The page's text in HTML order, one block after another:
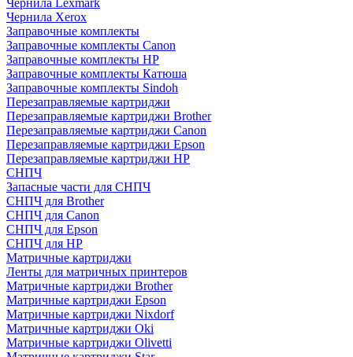
Чернила Lexmark
Чернила Xerox
Заправочные комплекты
Заправочные комплекты Canon
Заправочные комплекты HP
Заправочные комплекты Катюша
Заправочные комплекты Sindoh
Перезаправляемые картриджи
Перезаправляемые картриджи Brother
Перезаправляемые картриджи Canon
Перезаправляемые картриджи Epson
Перезаправляемые картриджи HP
СНПЧ
Запасные части для СНПЧ
СНПЧ для Brother
СНПЧ для Canon
СНПЧ для Epson
СНПЧ для HP
Матричные картриджи
Ленты для матричных принтеров
Матричные картриджи Brother
Матричные картриджи Epson
Матричные картриджи Nixdorf
Матричные картриджи Oki
Матричные картриджи Olivetti